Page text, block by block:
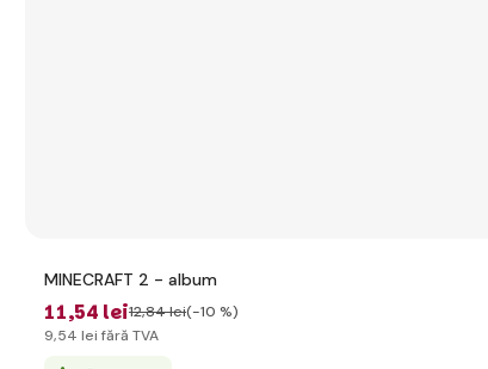
MINECRAFT 2 - album
11,54 lei12,84 lei(-10 %)
9,54 lei fără TVA